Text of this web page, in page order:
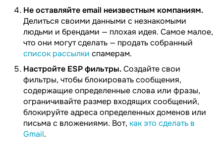
Не оставляйте email неизвестным компаниям.
Делиться своими данными с незнакомыми
людьми и брендами — плохая идея. Самое малое,
что они могут сделать — продать собранный
список рассылки спамерам.
Настройте ESP фильтры.Создайте свои
фильтры, чтобы блокировать сообщения,
содержащие определенные слова или фразы,
ограничивайте размер входящих сообщений,
блокируйте адреса определенных доменов или
письма с вложениями. Вот, как это сделать в
Gmail.